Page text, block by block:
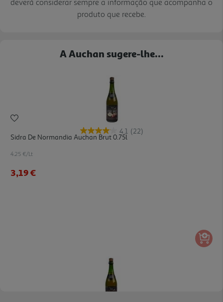
produto que recebe.
A Auchan sugere-lhe...
4.1 (22)
Sidra De Normandia Auchan Brut 0.75l
4.25 €/Lt
3,19 €